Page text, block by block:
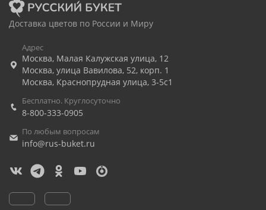
Доставка цветов по России и Миру
Адрес
Москва, Малая Калужская улица, 12
Москва, улица Вавилова, 52, корп. 1
Москва, Краснопрудная улица, 3-5с1
Бесплатно. Круглосуточно
8-800-333-0905
По любым вопросам
info@rus-buket.ru